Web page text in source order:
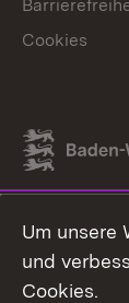
Link zum
Cookies
Um unsere
und
Cookies.